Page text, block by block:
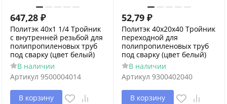
647,28 ₽
Политэк 40х1 1/4 Тройник
с внутренней резьбой для
полипропиленовых труб
под сварку (цвет белый)
В наличии
Артикул 9500004014
В корзину
52,79 ₽
Политэк 40х20х40 Тройник
переходной для
полипропиленовых труб
под сварку (цвет белый)
В наличии
Артикул 9300402040
В корзину